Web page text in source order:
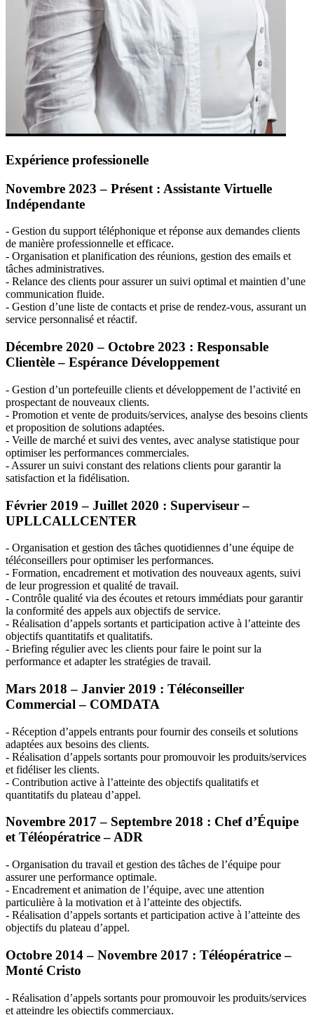
Expérience professionelle
Novembre 2023 – Présent : Assistante Virtuelle
Indépendante
- Gestion du support téléphonique et réponse aux demandes clients
de manière professionnelle et efficace.
- Organisation et planification des réunions, gestion des emails et
tâches administratives.
- Relance des clients pour assurer un suivi optimal et maintien d’une
communication fluide.
- Gestion d’une liste de contacts et prise de rendez-vous, assurant un
service personnalisé et réactif.
Décembre 2020 – Octobre 2023 : Responsable
Clientèle – Espérance Développement
- Gestion d’un portefeuille clients et développement de l’activité en
prospectant de nouveaux clients.
- Promotion et vente de produits/services, analyse des besoins clients
et proposition de solutions adaptées.
- Veille de marché et suivi des ventes, avec analyse statistique pour
optimiser les performances commerciales.
- Assurer un suivi constant des relations clients pour garantir la
satisfaction et la fidélisation.
Février 2019 – Juillet 2020 : Superviseur –
UPLLCALLCENTER
- Organisation et gestion des tâches quotidiennes d’une équipe de
téléconseillers pour optimiser les performances.
- Formation, encadrement et motivation des nouveaux agents, suivi
de leur progression et qualité de travail.
- Contrôle qualité via des écoutes et retours immédiats pour garantir
la conformité des appels aux objectifs de service.
- Réalisation d’appels sortants et participation active à l’atteinte des
objectifs quantitatifs et qualitatifs.
- Briefing régulier avec les clients pour faire le point sur la
performance et adapter les stratégies de travail.
Mars 2018 – Janvier 2019 : Téléconseiller
Commercial – COMDATA
- Réception d’appels entrants pour fournir des conseils et solutions
adaptées aux besoins des clients.
- Réalisation d’appels sortants pour promouvoir les produits/services
et fidéliser les clients.
- Contribution active à l’atteinte des objectifs qualitatifs et
quantitatifs du plateau d’appel.
Novembre 2017 – Septembre 2018 : Chef d’Équipe
et Téléopératrice –ADR
- Organisation du travail et gestion des tâches de l’équipe pour
assurer une performance optimale.
- Encadrement et animation de l’équipe, avec une attention
particulière à la motivation et à l’atteinte des objectifs.
- Réalisation d’appels sortants et participation active à l’atteinte des
objectifs du plateau d’appel.
Octobre 2014 – Novembre 2017 : Téléopératrice –
Monté Cristo
- Réalisation d’appels sortants pour promouvoir les produits/services
et atteindre les objectifs commerciaux.